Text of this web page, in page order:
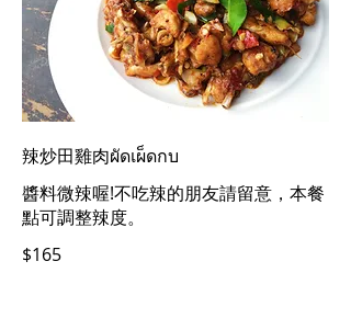
辣炒田雞肉ผัดเผ็ดกบ
醬料微辣喔!不吃辣的朋友請留意，本餐
點可調整辣度。
$165